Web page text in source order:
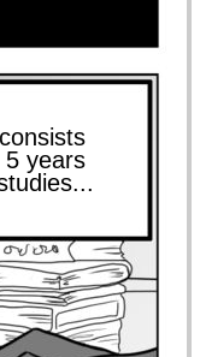
5 years